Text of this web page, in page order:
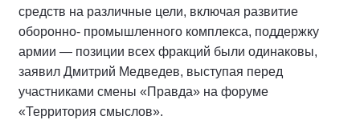
средств на различные цели, включая развитие
оборонно- промышленного комплекса, поддержку
армии — позиции всех фракций были одинаковы,
заявил Дмитрий Медведев, выступая перед
участниками смены «Правда» на форуме
«Территория смыслов».